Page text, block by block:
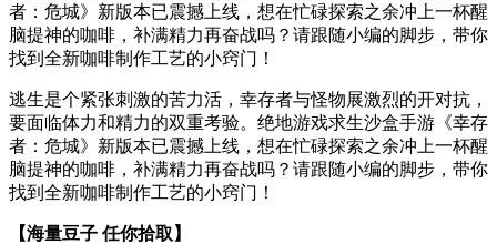
者：危城》新版本已震撼上线，想在忙碌探索之余冲上一杯醒
脑提神的咖啡，补满精力再奋战吗？请跟随小编的脚步，带你
找到全新咖啡制作工艺的小窍门！
逃生是个紧张刺激的苦力活，幸存者与怪物展激烈的开对抗，
要面临体力和精力的双重考验。绝地游戏求生沙盒手游《幸存
者：危城》新版本已震撼上线，想在忙碌探索之余冲上一杯醒
脑提神的咖啡，补满精力再奋战吗？请跟随小编的脚步，带你
找到全新咖啡制作工艺的小窍门！
【海量豆子 任你拾取】